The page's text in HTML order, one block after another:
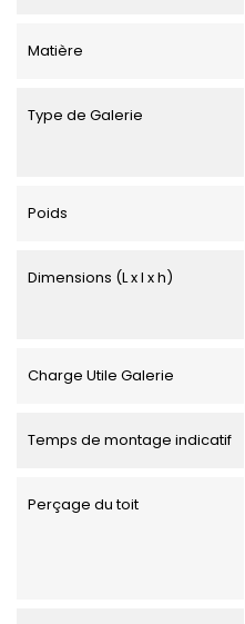
Matière
Type de Galerie
Poids
Dimensions (L x l x h)
Charge Utile Galerie
Temps de montage indicatif
Perçage du toit